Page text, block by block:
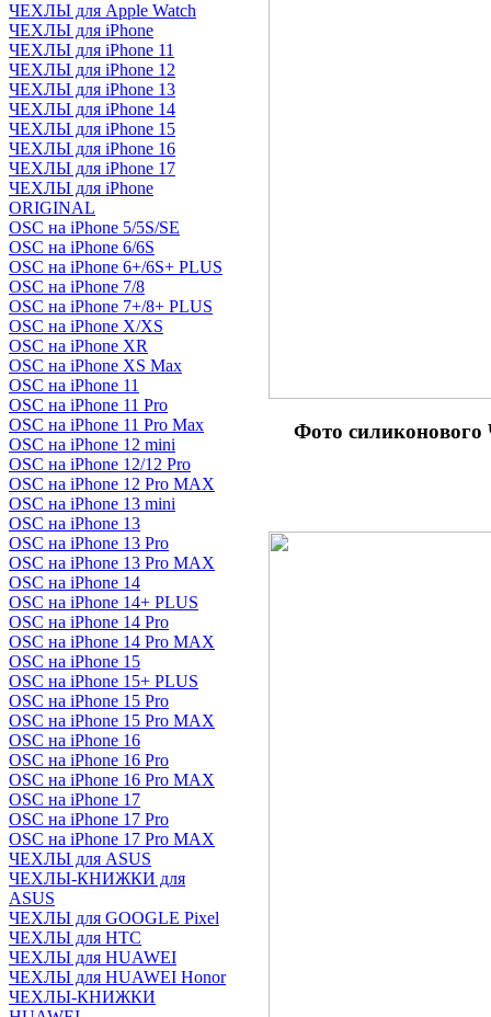
ЧЕХЛЫ для Apple Watch
ЧЕХЛЫ для iPhone
ЧЕХЛЫ для iPhone 11
ЧЕХЛЫ для iPhone 12
ЧЕХЛЫ для iPhone 13
ЧЕХЛЫ для iPhone 14
ЧЕХЛЫ для iPhone 15
ЧЕХЛЫ для iPhone 16
ЧЕХЛЫ для iPhone 17
ЧЕХЛЫ для iPhone
ORIGINAL
OSC на iPhone 5/5S/SE
OSC на iPhone 6/6S
OSC на iPhone 6+/6S+ PLUS
OSC на iPhone 7/8
OSC на iPhone 7+/8+ PLUS
OSC на iPhone X/XS
OSC на iPhone XR
OSC на iPhone XS Max
OSC на iPhone 11
OSC на iPhone 11 Pro
OSC на iPhone 11 Pro Max
OSC на iPhone 12 mini
OSC на iPhone 12/12 Pro
OSC на iPhone 12 Pro MAX
OSC на iPhone 13 mini
OSC на iPhone 13
OSC на iPhone 13 Pro
OSC на iPhone 13 Pro MAX
OSC на iPhone 14
OSC на iPhone 14+ PLUS
OSC на iPhone 14 Pro
OSC на iPhone 14 Pro MAX
OSC на iPhone 15
OSC на iPhone 15+ PLUS
OSC на iPhone 15 Pro
OSC на iPhone 15 Pro MAX
OSC на iPhone 16
OSC на iPhone 16 Pro
OSC на iPhone 16 Pro MAX
OSC на iPhone 17
OSC на iPhone 17 Pro
OSC на iPhone 17 Pro MAX
ЧЕХЛЫ для ASUS
ЧЕХЛЫ-КНИЖКИ для
ASUS
ЧЕХЛЫ для GOOGLE Pixel
ЧЕХЛЫ для HTC
ЧЕХЛЫ для HUAWEI
ЧЕХЛЫ для HUAWEI Honor
ЧЕХЛЫ-КНИЖКИ
Фото